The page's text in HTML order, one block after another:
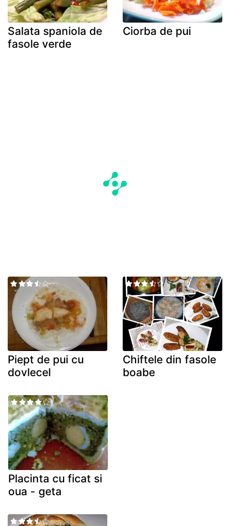
Salata spaniola de
fasole verde
Ciorba de pui
Piept de pui cu
dovlecel
Chiftele din fasole
boabe
Placinta cu ficat si
oua - geta